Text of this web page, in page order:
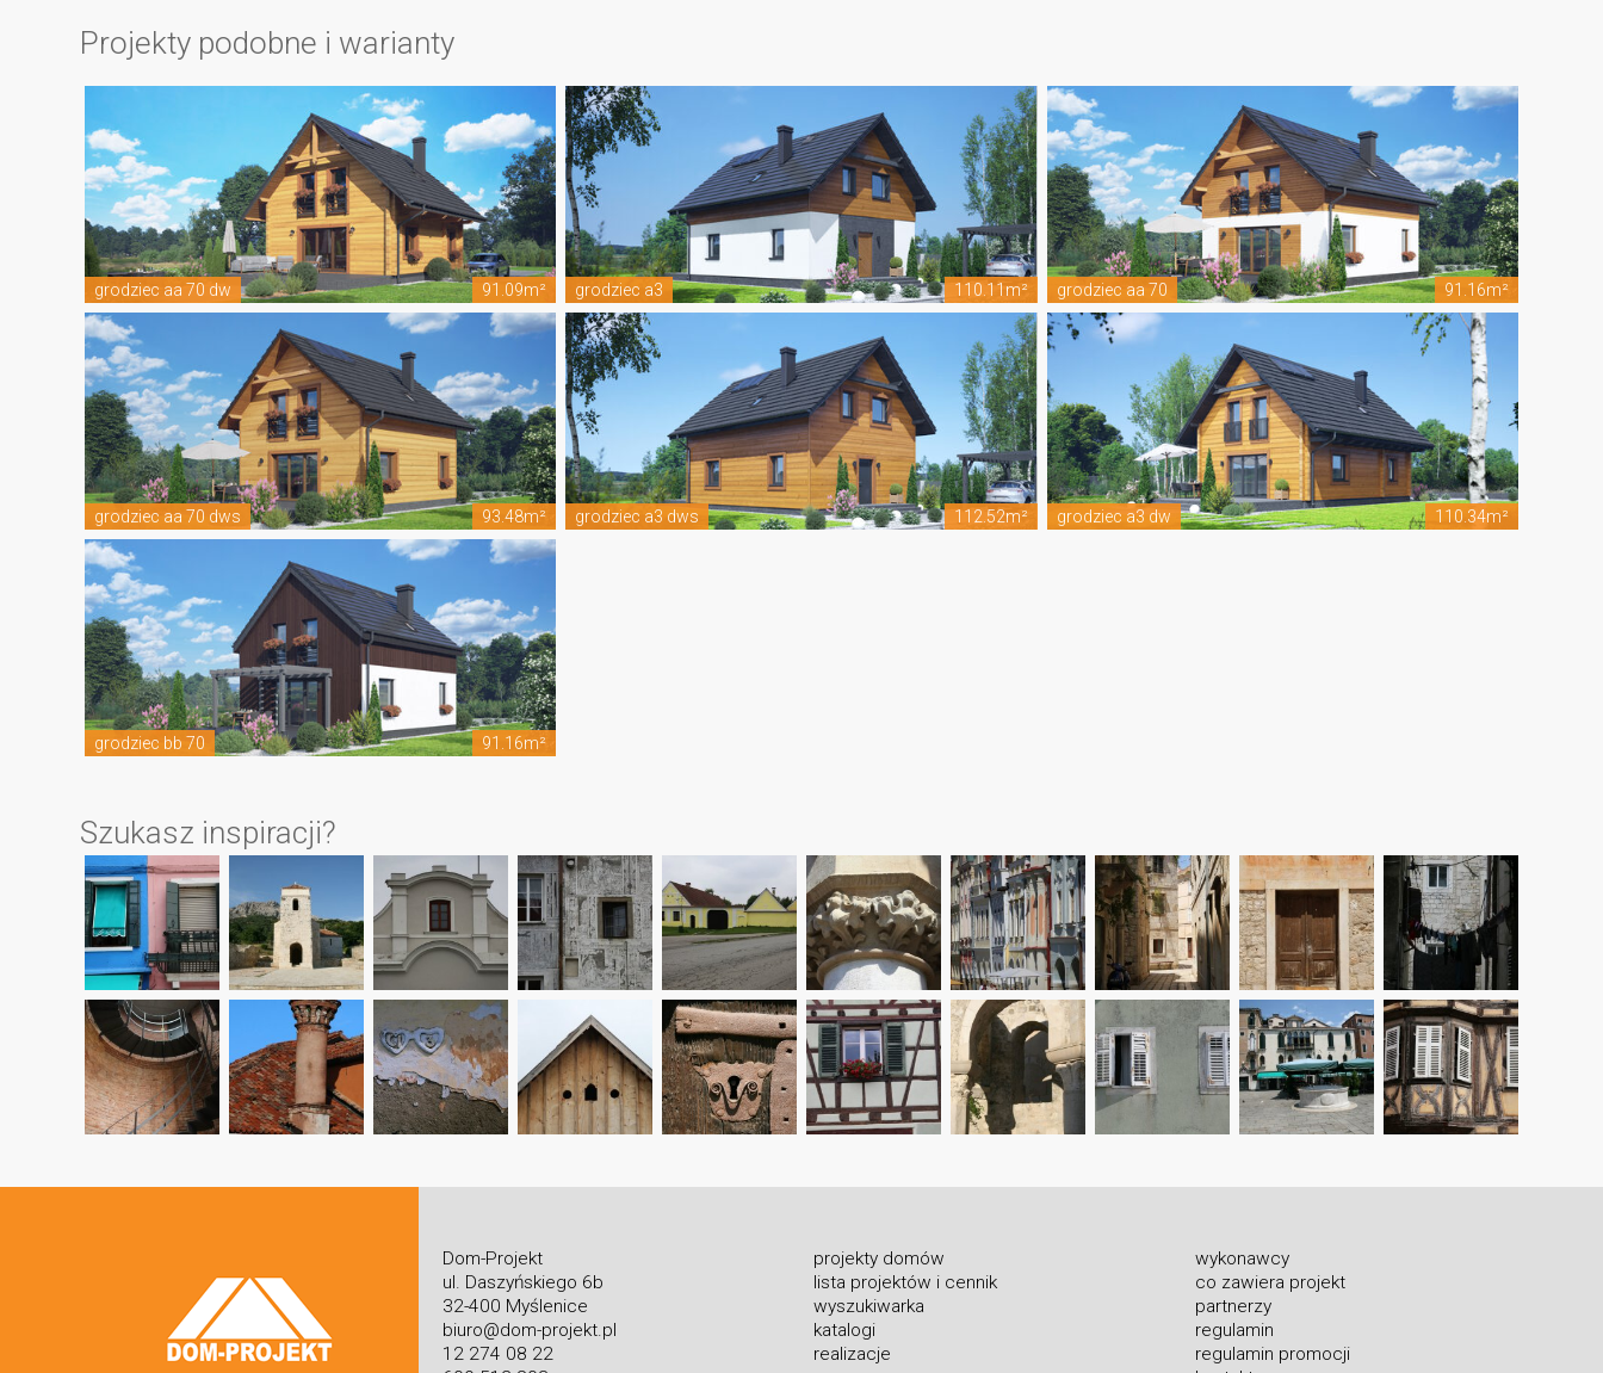
Projekty podobne i warianty
grodziec aa 70 dw 91.09m² grodziec a3 110.11m² grodziec aa 70 91.16m²
grodziec aa 70 dws 93.48m² grodziec a3 dws 112.52m² grodziec a3 dw 110.34m²
grodziec bb 70 91.16m²
Szukasz inspiracji?
Dom-Projekt
ul. Daszyńskiego 6b
32-400 Myślenice
biuro@dom-projekt.pl
12 274 08 22
projekty domów
lista projektów i cennik
wyszukiwarka
katalogi
realizacje
wykonawcy
co zawiera projekt
partnerzy
regulamin
regulamin promocji